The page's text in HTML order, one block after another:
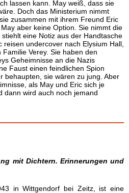
lassen kann. May weiß, dass sie
Doch das Ministerium nimmt
zusammen mit ihrem Freund Eric
aber keine Option. Sie nimmt die
eine Notiz aus der Handtasche
reisen undercover nach Elysium Hall,
Verey. Sie haben den
Geheimnisse an die Nazis
Faust einen feindlichen Spion
behaupten, sie wären zu jung. Aber
als May und Eric sich je
dann wird auch noch jemand
mit Dichtern. Erinnerungen und
in Wittgendorf bei Zeitz, ist eine